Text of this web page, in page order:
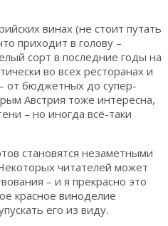
винах (не стоит путать
приходит в голову –
сорт в последние годы на
во всех ресторанах и
от бюджетных до супер-
Австрия тоже интересна,
– но иногда всё-таки
становятся незаметными
читателей может
– и я прекрасно это
красное виноделие
его из виду.